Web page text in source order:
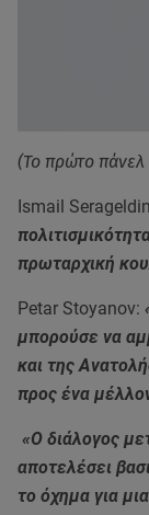
(Το πρώτο
Ismail
πρωταρχική
Petar Stoyanov:
μπορούσε να
και της
προς ένα
«Ο διάλογος
αποτελέσει
το όχημα για